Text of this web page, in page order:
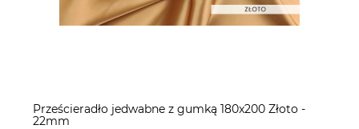
Prześcieradło jedwabne z gumką 180x200 Złoto -
22mm